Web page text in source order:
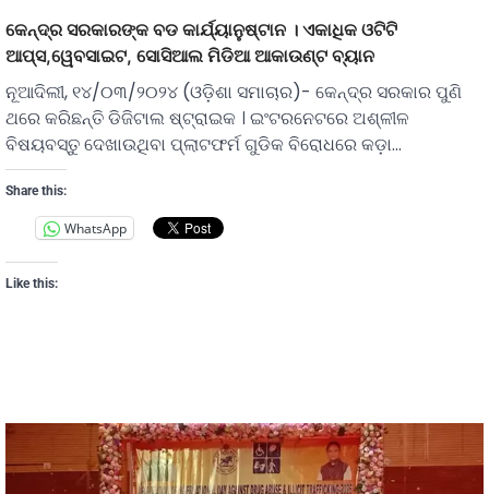
କେନ୍ଦ୍ର ସରକାରଙ୍କ ବଡ କାର୍ଯ୍ୟାନୁଷ୍ଟାନ । ଏକାଧିକ ଓଟିଟି
ଆପ୍ସ,ୱେବସାଇଟ, ସୋସିଆଲ ମିଡିଆ ଆକାଉଣ୍ଟ ବ୍ୟାନ
ନୂଆଦିଲୀ, ୧୪/୦୩/୨୦୨୪ (ଓଡ଼ିଶା ସମାଚାର)- କେନ୍ଦ୍ର ସରକାର ପୁଣି
ଥରେ କରିଛନ୍ତି ଡିଜିଟାଲ ଷ୍ଟ୍ରାଇକ । ଇଂଟରନେଟରେ ଅଶ୍ଳୀଳ
ବିଷୟବସ୍ତୁ ଦେଖାଉଥିବା ପ୍ଲାଟଫର୍ମ ଗୁଡିକ ବିରୋଧରେ କଡ଼ା…
Share this:
WhatsApp
Like this: